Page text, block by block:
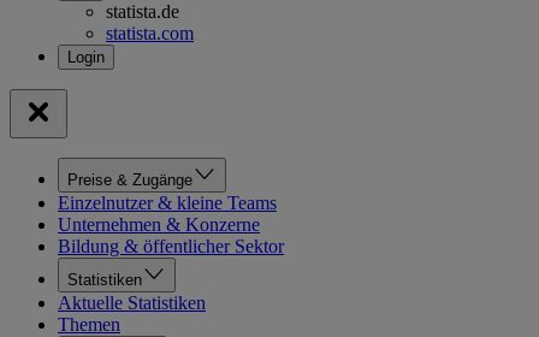
statista.de
statista.com
Preise & Zugänge
Einzelnutzer & kleine Teams
Unternehmen & Konzerne
Bildung & öffentlicher Sektor
Statistiken
Aktuelle Statistiken
Themen